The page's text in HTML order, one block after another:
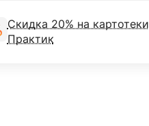
Скидка 20% на картотеки
Практик